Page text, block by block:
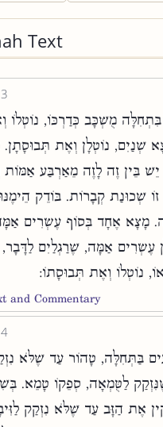
Text
מֻשְׁכָּב כְּדַרְכּוֹ, נוֹטְלוֹ
שְׁנַיִם, נוֹטְלָן וְאֶת
בֵּין זֶה לָזֶה מֵאַרְבַּע אַמּוֹת
שְׁכוּנַת קְבָרוֹת. בּוֹדֵק הֵימֶנּוּ
מָצָא אֶחָד בְּסוֹף עֶשְׂרִים
עֶשְׂרִים אַמָּה, שֶׁרַגְלַיִם
נוֹטְלוֹ וְאֶת תְּבוּסָתוֹ:
and Commentary
בַּתְּחִלָּה, טָהוֹר עַד שֶׁלֹּא
לַטֻּמְאָה, סְפֵקוֹ טָמֵא.
אֶת הַזָּב עַד שֶׁלֹּא נִזְקַק